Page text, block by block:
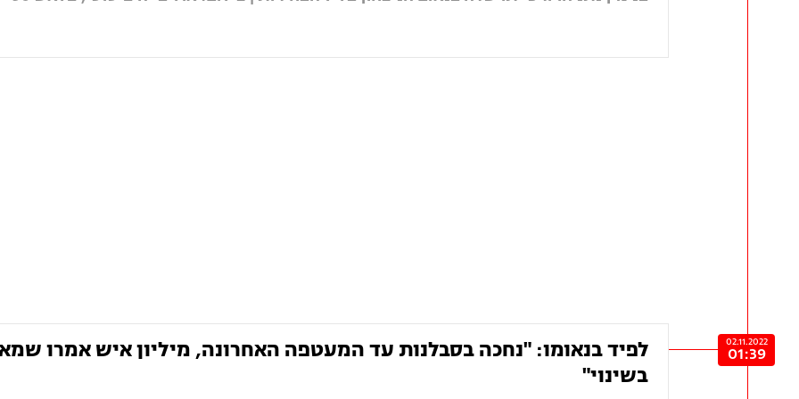
02.11.2022
01:39
לפיד בנאומו: "נחכה בסבלנות עד המעטפה האחרונה, מיליון איש אמרו
בשינוי"